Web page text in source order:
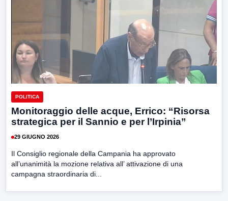
POLITICA
Monitoraggio delle acque, Errico: “Risorsa
strategica per il Sannio e per l’Irpinia”
29 GIUGNO 2026
Il Consiglio regionale della Campania ha approvato
all’unanimità la mozione relativa all’ attivazione di una
campagna straordinaria di...